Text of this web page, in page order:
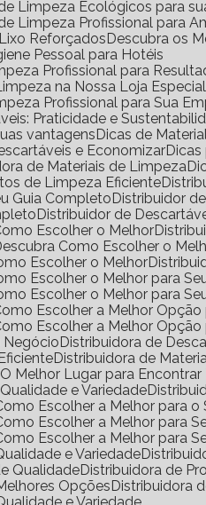
Limpeza Ecológicos para
Limpeza Profissional para
Reforçados
Descubra os
Pessoal para Hotéis
Profissional para
na Nossa Loja
Profissional para Sua
Praticidade e
vantagens
Dicas de
e Economizar
de Materiais de Limpeza
de Limpeza Eficiente
Guia Completo
Distribuidor
Distribuidor de
Escolher o Melhor
Como Escolher o
Escolher o Melhor
Escolher o Melhor para
Escolher o Melhor para
Escolher a Melhor
Escolher a Melhor
Negócio
Distribuidora de
Distribuidora de
Melhor Lugar para
e Variedade
Escolher a Melhor para o
Escolher a Melhor para
Escolher a Melhor para
e Variedade
Qualidade
Distribuidora de
Opções